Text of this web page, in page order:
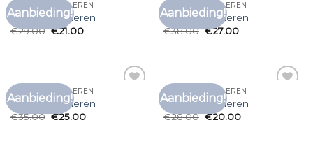
Aanbieding!
MERK T SHIRT HEREN
merk t shirt heren
€29.00 €21.00
Aanbieding!
MERK T SHIRT HEREN
merk t shirt heren
€38.00 €27.00
Aanbieding!
MERK T SHIRT HEREN
merk t shirt heren
€35.00 €25.00
Aanbieding!
MERK T SHIRT HEREN
merk t shirt heren
€28.00 €20.00